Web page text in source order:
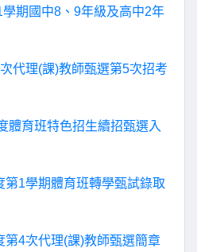
期國中8、9年級及高中2年
代理(課)教師甄選第5次招考
體育班特色招生續招甄選入
第1學期體育班轉學甄試錄取
第4次代理(課)教師甄選簡章